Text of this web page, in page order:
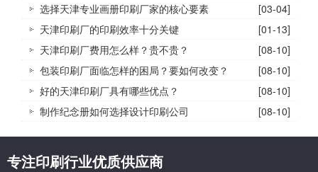
选择天津专业画册印刷厂家的核心要素
[03-04]
天津印刷厂的印刷效率十分关键
[01-13]
天津印刷厂费用怎么样？贵不贵？
[08-10]
包装印刷厂面临怎样的困局？要如何改变？
[08-10]
好的天津印刷厂具有哪些优点？
[08-10]
制作纪念册如何选择设计印刷公司
[08-10]
专注印刷行业优质供应商